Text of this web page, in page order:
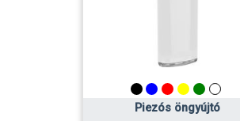
Piezós öngyújtó